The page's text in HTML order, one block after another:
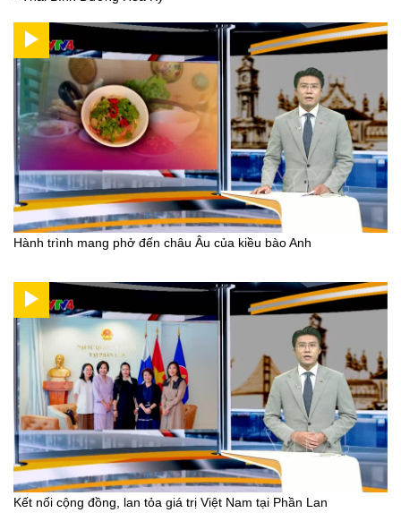
Hành trình mang phở đến châu Âu của kiều bào Anh
Kết nối cộng đồng, lan tỏa giá trị Việt Nam tại Phần Lan